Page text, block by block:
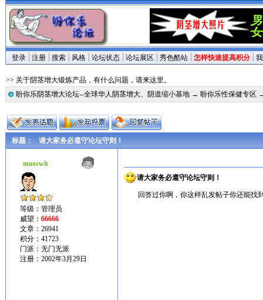
登录 注册 搜索 风格 论坛状态 论坛展区 秀色酷站 怎样快速提高积分
>> 关于阴茎增大锻炼产品，有什么问题，请来这里。
盼你乐阴茎增大论坛--全球华人阴茎增大、阴道缩小基地→ 盼你乐性保健专区
标题： 请大家务必遵守论坛守则！
musswit
等级：管理员
威望： 66666
文章：26941
积分：41723
门派：无门无派
注册：2002年3月29日
请大家务必遵守论坛守则！
回答过你啊，你这样乱发帖子你还能找